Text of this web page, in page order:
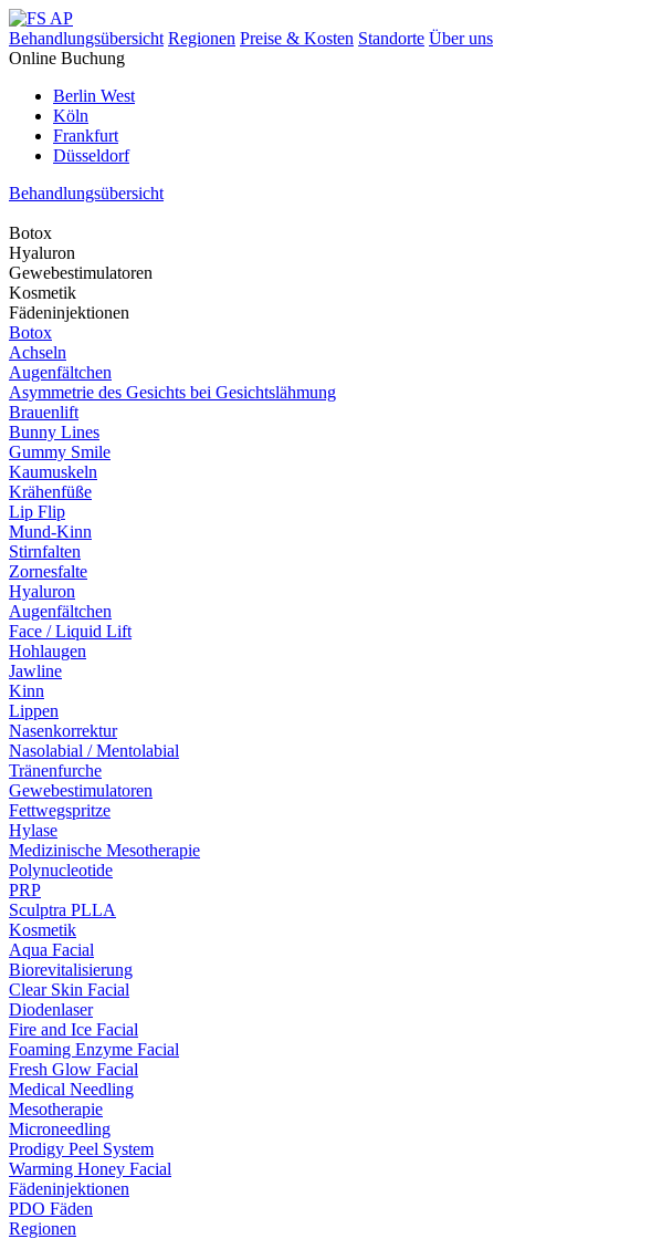
Behandlungsübersicht Regionen Preise & Kosten Standorte Über uns
Online Buchung
Berlin West
Köln
Frankfurt
Düsseldorf
Behandlungsübersicht
Botox
Hyaluron
Gewebestimulatoren
Kosmetik
Fädeninjektionen
Botox
Achseln
Augenfältchen
Asymmetrie des Gesichts bei Gesichtslähmung
Brauenlift
Bunny Lines
Gummy Smile
Kaumuskeln
Krähenfüße
Lip Flip
Mund-Kinn
Stirnfalten
Zornesfalte
Hyaluron
Augenfältchen
Face / Liquid Lift
Hohlaugen
Jawline
Kinn
Lippen
Nasenkorrektur
Nasolabial / Mentolabial
Tränenfurche
Gewebestimulatoren
Fettwegspritze
Hylase
Medizinische Mesotherapie
Polynucleotide
PRP
Sculptra PLLA
Kosmetik
Aqua Facial
Biorevitalisierung
Clear Skin Facial
Diodenlaser
Fire and Ice Facial
Foaming Enzyme Facial
Fresh Glow Facial
Medical Needling
Mesotherapie
Microneedling
Prodigy Peel System
Warming Honey Facial
Fädeninjektionen
PDO Fäden
Regionen